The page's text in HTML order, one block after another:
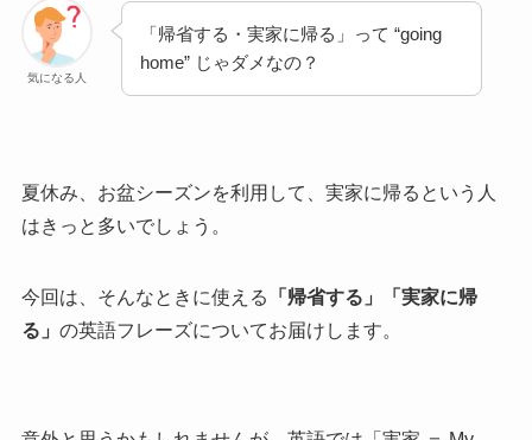
気になる人
「帰省する・実家に帰る」って “going
home” じゃダメなの？
夏休み、お盆シーズンを利用して、実家に帰るという人
はきっと多いでしょう。
今回は、そんなときに使える
「帰省する」「実家に帰
る」 の英語フレーズについてお届けします。